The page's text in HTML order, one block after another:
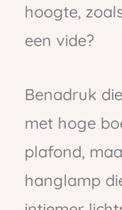
hoogte,
een vide?
Benadruk
met hoge
plafond,
hanglamp